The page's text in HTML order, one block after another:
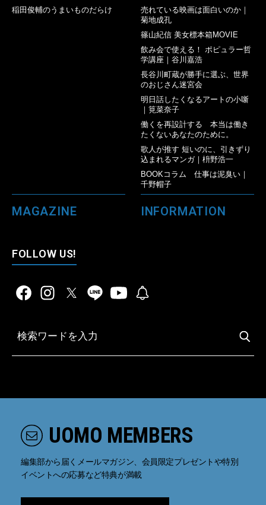
稲田俊輔のうまいものだらけ
売れている映画は面白いのか｜
菊地成孔
篠山紀信 美女標本箱MOVIE
飲み会で使える！ ポピュラー哲
学講座｜谷川嘉浩
長谷川町蔵が勝手に選ぶ、世界
のおじさん迷宮会
明日話したくなるアートの小噺
｜筧菜奈子
働くを再設計する 本当は働き
たくないあなたのために。
歌人が推す 短いのに、引きずり
込まれるマンガ｜枡野浩一
BOOKコラム 仕事は泥臭い｜
千野帽子
MAGAZINE INFORMATION
FOLLOW US!
UOMO MEMBERS
編集部から届くメールマガジン、会員限定プレゼントや特別
イベントへの応募など特典が満載